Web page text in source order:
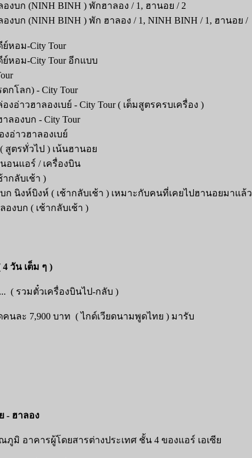
งบก (NINH BINH ) พักฮาลอง / 1, ฮานอย / 2
งบก (NINH BINH ) พัก ฮาลอง / 1, NINH BINH / 1, ฮานอย /
ย์หอม-City Tour
ย์หอม-City Tour อีกแบบ
กโลก) - City Tour
งอ่าวฮาลองเบย์ - City Tour( เต็มสูตรครบเครื่อง )
ลองบก - City Tour
งอ่าวฮาลองเบย์
สูตรทั่วไป ) เน้นฮานอย
อนแอร์ / เครื่องบิน
ากลับเช้า )
ก นิงห์บิงห์ ( เช้ากลับเช้า ) เหมาะกับคนที่เคยไปฮานอยมาแล้ว
องบก ( เช้ากลับเช้า )
วัน เต็ม ๆ )
( รวมตั๋วเครื่องบินไป-กลับ )
ละ 7,900 บาท ( ไกด์เวียดนามพูดไทย ) มารับ
- ฮาลอง
มิ อาคารผู้โดยสารต่างประเทศ ชั้น 4 ของแอร์ เอเซีย